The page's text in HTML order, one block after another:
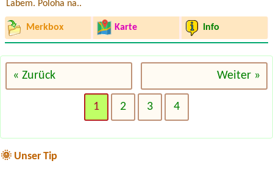
Labem. Poloha na..
Merkbox Karte Info
« Zurück Weiter »
1 2 3 4
🌞 Unser Tip